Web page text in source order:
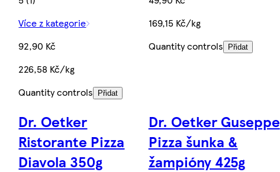
Více z kategorie
92,90 Kč
226,58 Kč/kg
Quantity controls
Přidat
169,15 Kč/kg
Quantity controls
Přidat
Dr. Oetker
Ristorante Pizza
Diavola 350g
Dr. Oetker Guseppe
Pizza šunka &
žampióny 425g